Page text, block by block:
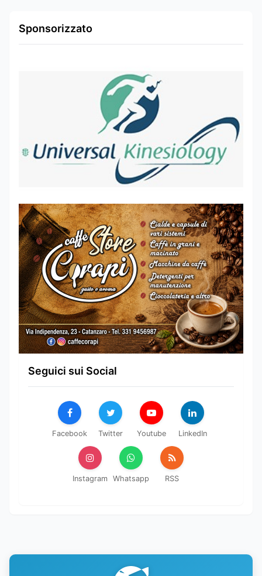
Sponsorizzato
Seguici sui Social
Facebook Twitter Youtube LinkedIn
Instagram Whatsapp RSS